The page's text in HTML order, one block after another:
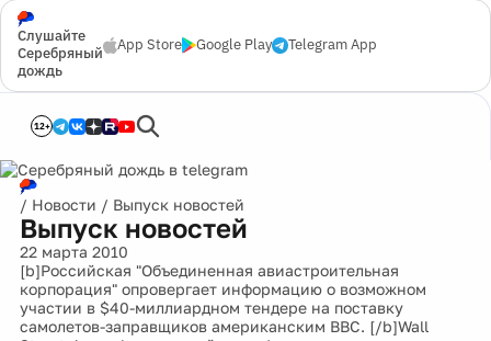
Слушайте
Серебряный
дождь
App Store Google Play Telegram App
12+
/ Новости / Выпуск новостей
Выпуск новостей
22 марта 2010
[b]Российская "Объединенная авиастроительная
корпорация" опровергает информацию о возможном
участии в $40-миллиардном тендере на поставку
самолетов-заправщиков американским ВВС. [/b]Wall